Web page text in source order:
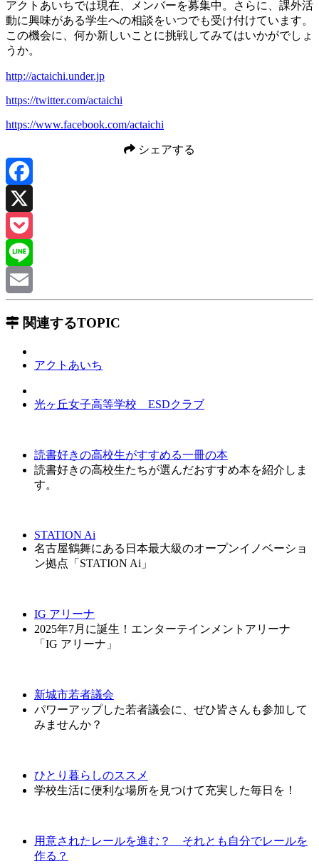
アクトあいちでは現在、メンバーを募集中。さらに、課外活
動に興味がある学生への相談をいつでも受け付けています。
この機会に、何か新しいことに挑戦してみてはいかがでしょ
うか。
http://actaichi.under.jp
https://twitter.com/actaichi
https://www.facebook.com/actaichi
シェアする
関連するTOPIC
アクトあいち
光ヶ丘女子高等学校 ESDクラブ
読書好きの高校生がすすめる一冊の本
読書好きの高校生たちが選んだおすすめ本を紹介しま
す。
STATION Ai
名古屋鶴舞にある日本最大級のオープンイノベーショ
ン拠点「STATION Ai」
IG アリーナ
2025年7月に誕生！エンターテインメントアリーナ
「IG アリーナ」
新城市若者議会
パワーアップした若者議会に、ぜひ皆さんも参加して
みませんか？
ひとり暮らしのススメ
学校生活に便利な場所を見つけて充実した毎日を！
用意されたレールを進む？ それとも自分でレールを
作る？